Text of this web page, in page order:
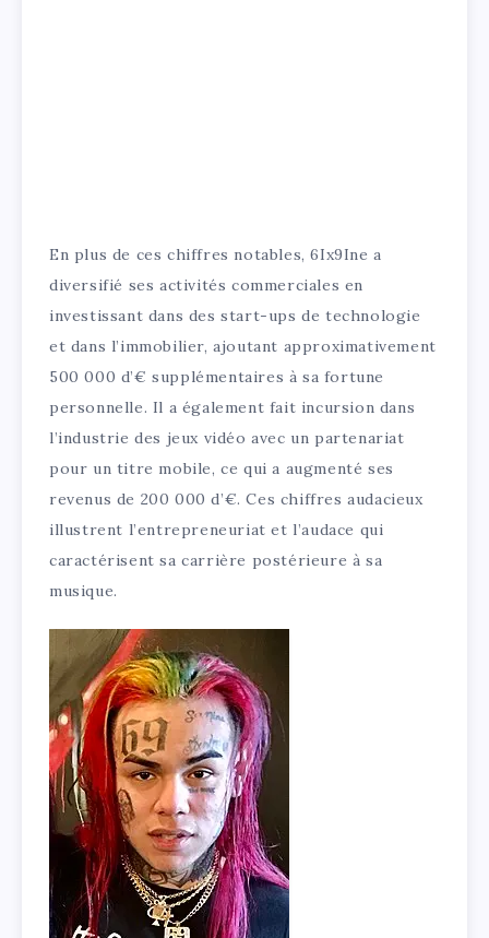
En plus de ces chiffres notables, 6Ix9Ine a
diversifié ses activités commerciales en
investissant dans des start-ups de technologie
et dans l’immobilier, ajoutant approximativement
500 000 d’€ supplémentaires à sa fortune
personnelle. Il a également fait incursion dans
l’industrie des jeux vidéo avec un partenariat
pour un titre mobile, ce qui a augmenté ses
revenus de 200 000 d’€. Ces chiffres audacieux
illustrent l’entrepreneuriat et l’audace qui
caractérisent sa carrière postérieure à sa
musique.